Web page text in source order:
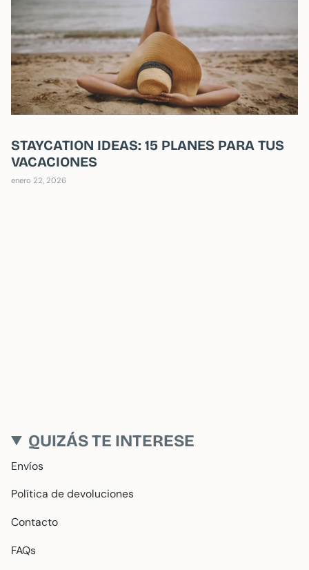
STAYCATION IDEAS: 15 PLANES PARA TUS
VACACIONES
enero 22, 2026
QUIZÁS TE INTERESE
Envíos
Política de devoluciones
Contacto
FAQs